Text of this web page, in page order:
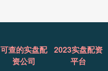
可查的实盘配
资公司
2023实盘配资
平台